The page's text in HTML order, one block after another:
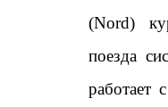
(Nord)
поезда
работает